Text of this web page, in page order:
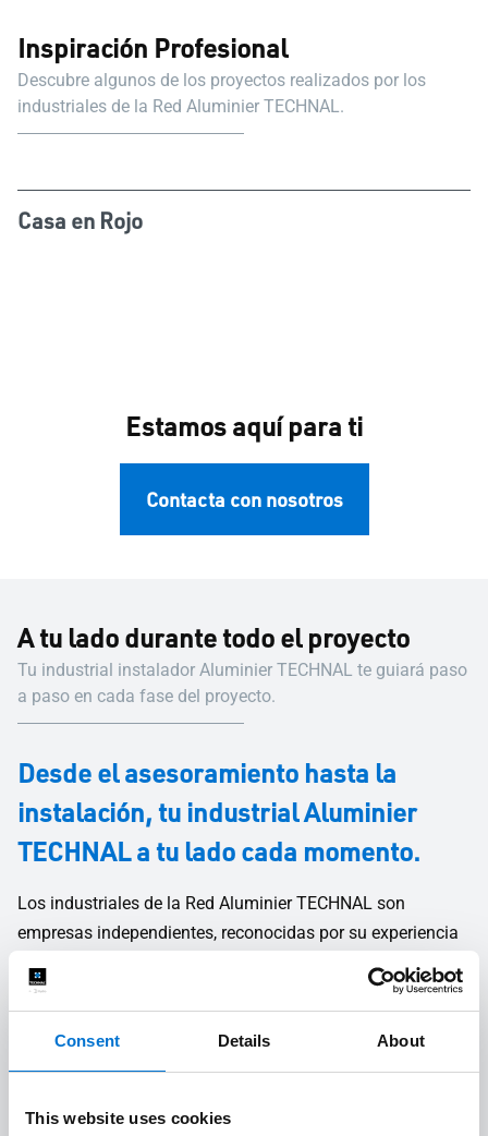
Consent Details About
This website uses cookies
Inspiración Profesional
Descubre algunos de los proyectos realizados por los
industriales de la Red Aluminier TECHNAL.
Casa en Rojo
Estamos aquí para ti
Contacta con nosotros
A tu lado durante todo el proyecto
Tu industrial instalador Aluminier TECHNAL te guiará paso
a paso en cada fase del proyecto.
Desde el asesoramiento hasta la
instalación, tu industrial Aluminier
TECHNAL a tu lado cada momento.
Los industriales de la Red Aluminier TECHNAL son
empresas independientes, reconocidas por su experiencia
tanto en proyectos a gran escala como en viviendas
individuales. Fabrican los sistemas de carpintería de
ellos mismos con sus propios equipos. Su personal
cualificado, formado y especializado te ayudará en todas
las fases del proyecto, desde el diseño hasta la instalación